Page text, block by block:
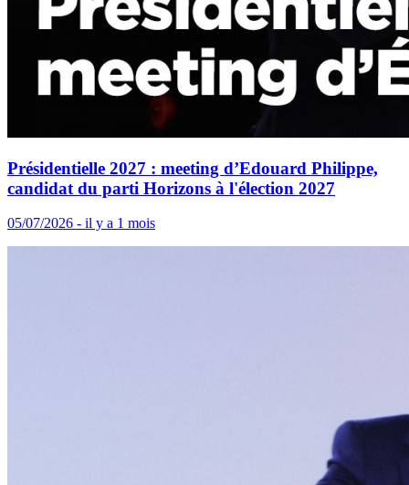
Présidentielle 2027 : meeting d’Edouard Philippe,
candidat du parti Horizons à l'élection 2027
05/07/2026 - il y a 1 mois